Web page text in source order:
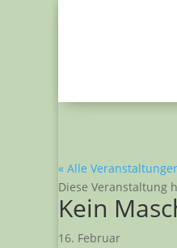
« Alle
Diese Veranstaltung
Kein
16. Februar